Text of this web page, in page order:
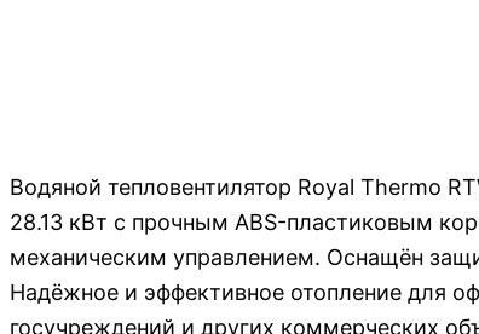
Водяной тепловентилятор Royal Thermo
28.13 кВт с прочным ABS-пластиковым
механическим управлением. Оснащён
Надёжное и эффективное отопление для
госучреждений и других коммерческих